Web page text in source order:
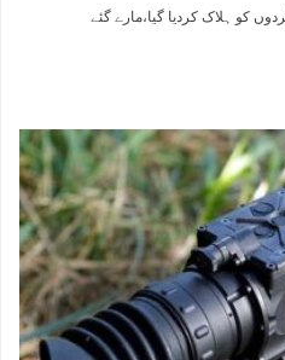
تبادلے کے بعد 4دہشتگردوں کو ہلاک کردیا گیا،مارے گئے